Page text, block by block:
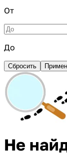
От
До
Сбросить
Не